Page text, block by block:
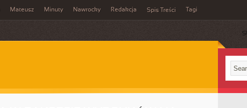
Mateusz Minuty Nawrocky Redakcja Spis Treści Tagi